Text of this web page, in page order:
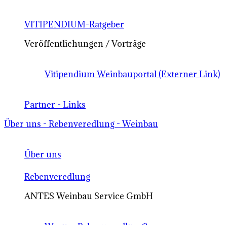
VITIPENDIUM-Ratgeber
Veröffentlichungen / Vorträge
Vitipendium Weinbauportal (Externer Link)
Partner - Links
Über uns - Rebenveredlung - Weinbau
Über uns
Rebenveredlung
ANTES Weinbau Service GmbH